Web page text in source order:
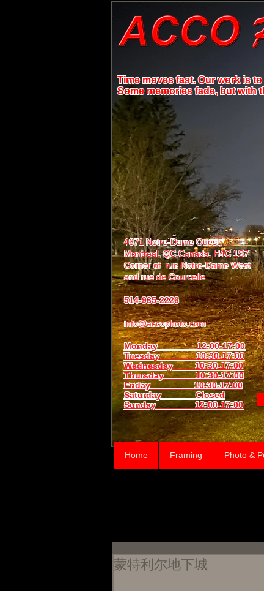
4671 Notre-Dame Ouest,
Montreal, QC,Canada, H4C 1S7
Corner of rue Notre-Dame West
andrue de Courcelle
514-935-2226
info@accophoto.com
Monday 12:00-17:00
Tuesday 10:30-17:00
Wednesday 10:30-17:00
Thursday10:30-17:00
Friday 10:30-17:00
Saturday Closed
Sunday12:00-17:00
Home Framing Photo &
Time moves fast. Our work is
Some memories fade, but with
蒙特利尔地下城